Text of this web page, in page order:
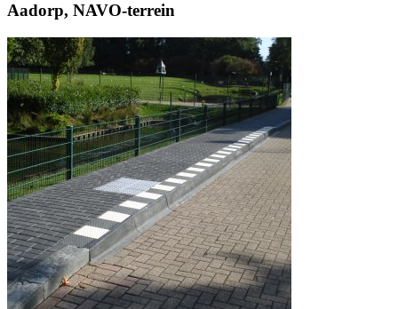
Aadorp, NAVO-terrein